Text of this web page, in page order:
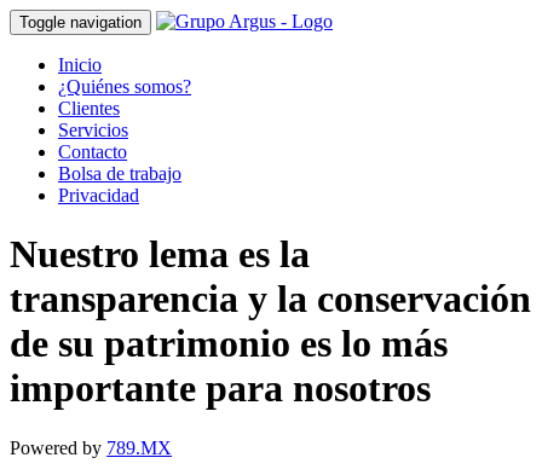
Toggle navigation
Inicio
¿Quiénes somos?
Clientes
Servicios
Contacto
Bolsa de trabajo
Privacidad
Nuestro lema es la
transparencia y la conservación
de su patrimonio es lo más
importante para nosotros
Powered by 789.MX